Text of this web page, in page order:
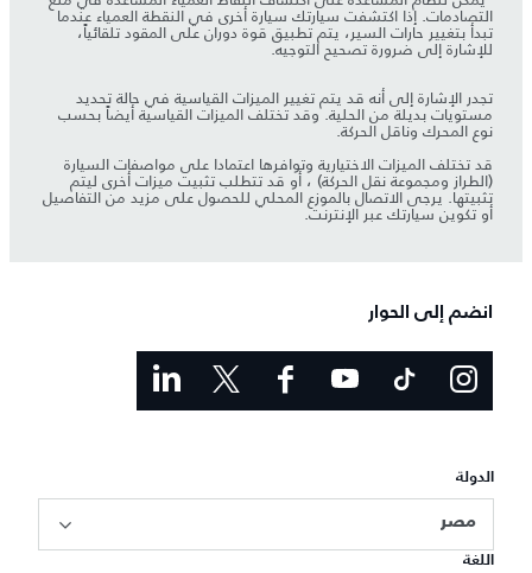
التصادمات. إذا اكتشفت سيارتك سيارة أخرى في النقطة العمياء عندما
تبدأ بتغيير حارات السير، يتم تطبيق قوة دوران على المقود تلقائياً،
للإشارة إلى ضرورة تصحيح التوجيه.
تجدر الإشارة إلى أنه قد يتم تغيير الميزات القياسية في حالة تحديد
مستويات بديلة من الحلية. وقد تختلف الميزات القياسية أيضاً بحسب
نوع المحرك وناقل الحركة.
قد تختلف الميزات الاختيارية وتوافرها اعتمادا على مواصفات السيارة
(الطراز ومجموعة نقل الحركة) ، أو قد تتطلب تثبيت ميزات أخرى ليتم
تثبيتها. يرجى الاتصال بالموزع المحلي للحصول على مزيد من التفاصيل
أو تكوين سيارتك عبر الإنترنت.
انضم إلى الحوار
الدولة
مصر
اللغة